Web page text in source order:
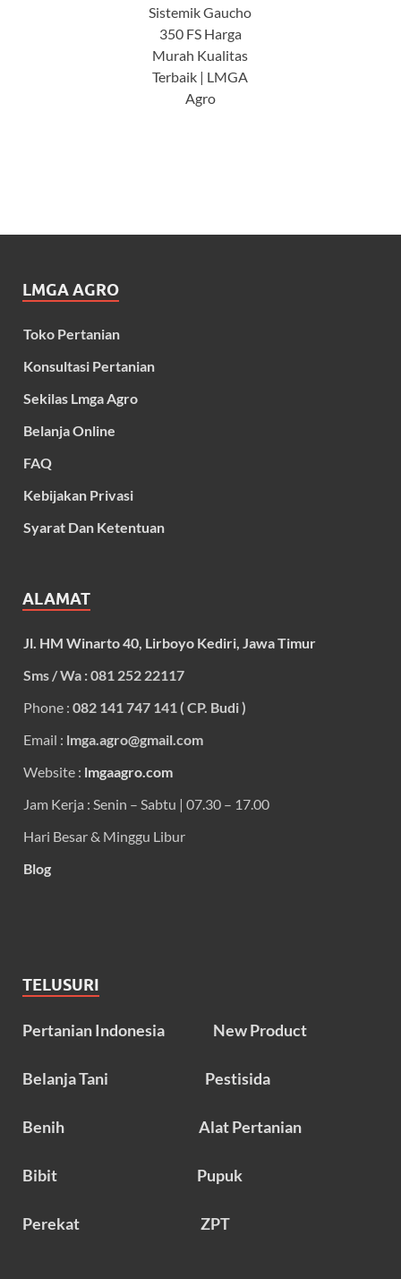
Sistemik Gaucho
350 FS Harga
Murah Kualitas
Terbaik | LMGA
Agro
LMGA AGRO
Toko Pertanian
Konsultasi Pertanian
Sekilas Lmga Agro
Belanja Online
FAQ
Kebijakan Privasi
Syarat Dan Ketentuan
ALAMAT
Jl. HM Winarto 40, Lirboyo Kediri, Jawa Timur
Sms / Wa : 081 252 22117
Phone : 082 141 747 141 ( CP. Budi )
Email : lmga.agro@gmail.com
Website : lmgaagro.com
Jam Kerja : Senin – Sabtu | 07.30 – 17.00
Hari Besar & Minggu Libur
Blog
TELUSURI
Pertanian Indonesia New Product
Belanja Tani Pestisida
Benih Alat Pertanian
Bibit Pupuk
Perekat ZPT